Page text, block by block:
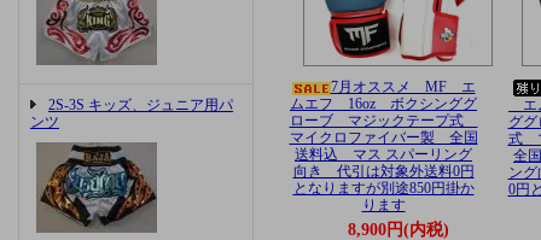
2S-3S キッズ、ジュニア用パ
ンツ
7月オススメ MF エ
ムエフ 16oz ボクシンググ
ローブ マジックテープ式
マイクロファイバー製 全国
送料込 マス スパーリング
向き 代引は対象外送料0円
となりますが別途850円掛か
ります
8,900円(内税)
エ
グ
式
全
ン
0円